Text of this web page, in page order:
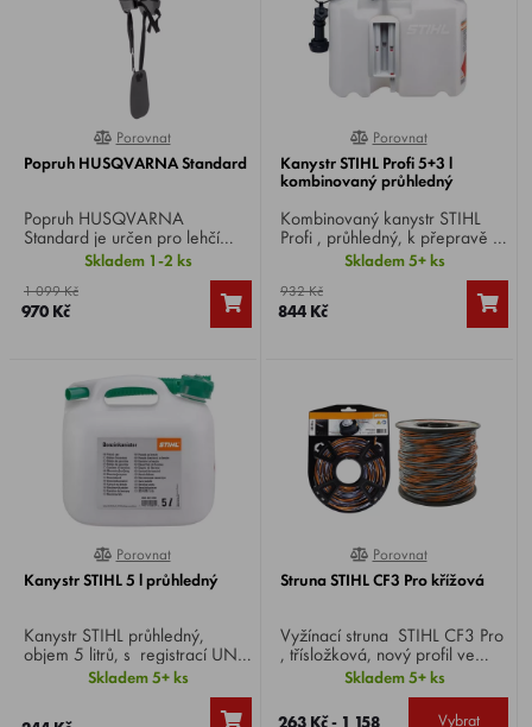
100%
Porovnat
Popruh HUSQVARNA Standard
Popruh HUSQVARNA
Standard je určen pro lehčí
křovinořezy a vyžínače.
Nastavitelné, polstrované
ramenní popruhy. Jednoduchá
a spona pro rychlé uvolnění na
Skladem 1-2 ks
1 099 Kč
970 Kč
0%
Porovnat
Kanystr STIHL Profi 5+3 l
kombinovaný průhledný
Kombinovaný kanystr STIHL
Profi , průhledný, k přepravě 5
l paliva a 3 l adhezního oleje
pro pilový řetěz.
Skladem 5+ ks
932 Kč
844 Kč
0%
Porovnat
Kanystr STIHL 5 l průhledný
Kanystr STIHL průhledný,
objem 5 litrů, s registrací UN,
pro motorové nářadí.
Skladem 5+ ks
100%
Porovnat
Struna STIHL CF3 Pro křížová
Vyžínací struna STIHL CF3 Pro
, třísložková, nový profil ve
trvaru kříže zajišťuje lepší
výkon při vyžínání a čisté hrany
trávníku.
Skladem 5+ ks
263 Kč - 1 158 Vybrat